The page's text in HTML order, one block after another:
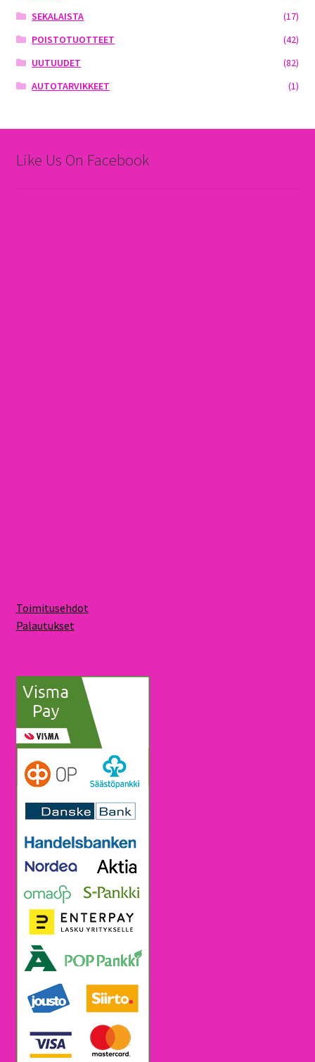
SEKALAISTA
(17)
POISTOTUOTTEET
(42)
UUTUUDET
(82)
AUTOTARVIKKEET
(1)
Like Us On Facebook
Toimitusehdot
Palautukset